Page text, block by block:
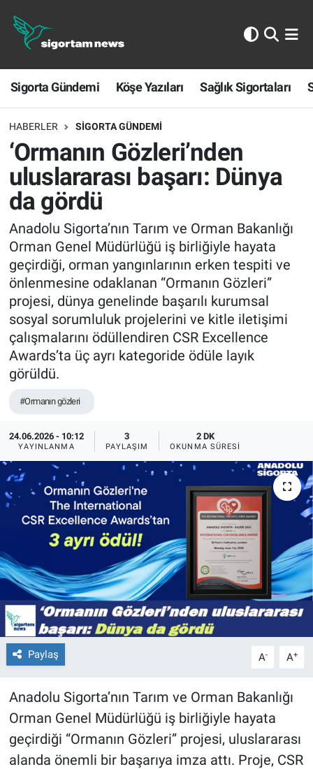
Sigorta Gündemi Köşe Yazıları Sağlık Sigortaları
HABERLER SIGORTA GÜNDEMI
‘Ormanın Gözleri’nden
uluslararası başarı: Dünya
da gördü
Anadolu Sigorta’nın Tarım ve Orman Bakanlığı
Orman Genel Müdürlüğü iş birliğiyle hayata
geçirdiği, orman yangınlarının erken tespiti ve
önlenmesine odaklanan “Ormanın Gözleri”
projesi, dünya genelinde başarılı kurumsal
sosyal sorumluluk projelerini ve kitle iletişimi
çalışmalarını ödüllendiren CSR Excellence
Awards’ta üç ayrı kategoride ödüle layık
görüldü.
#Ormanın gözleri
24.06.2026 - 10:12
YAYINLANMA
3
PAYLAŞIM
2 DK
OKUNMA SÜRESI
Paylaş A- A+
Anadolu Sigorta’nın Tarım ve Orman Bakanlığı
Orman Genel Müdürlüğü iş birliğiyle hayata
geçirdiği “Ormanın Gözleri” projesi, uluslararası
alanda önemli bir başarıya imza attı. Proje, CSR
Sigorta Gündemi
Köşe Yazıları
Sağlık Sigortaları
Sporun Sigortası
Ekonomi